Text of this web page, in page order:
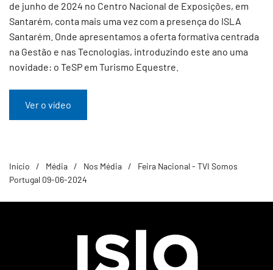
de junho de 2024 no Centro Nacional de Exposições, em
Santarém, conta mais uma vez com a presença do ISLA
Santarém. Onde apresentamos a oferta formativa centrada
na Gestão e nas Tecnologias, introduzindo este ano uma
novidade: o TeSP em Turismo Equestre.
Ver o vídeo
Início Média Nos Média
Feira Nacional - TVI Somos
Portugal 09-06-2024